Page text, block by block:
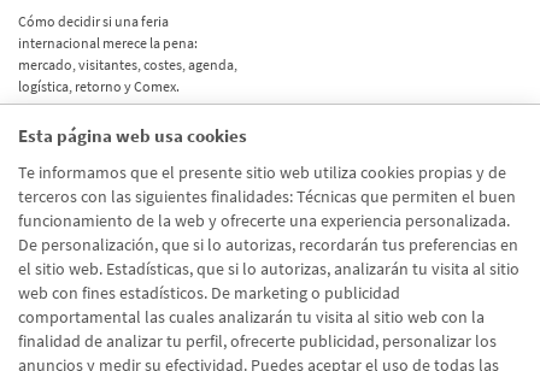
Esta página web usa cookies
Te informamos que el presente sitio web utiliza cookies propias y de
terceros con las siguientes finalidades: Técnicas que permiten el buen
funcionamiento de la web y ofrecerte una experiencia personalizada.
De personalización, que si lo autorizas, recordarán tus preferencias en
el sitio web. Estadísticas, que si lo autorizas, analizarán tu visita al sitio
web con fines estadísticos. De marketing o publicidad
comportamental las cuales analizarán tu visita al sitio web con la
finalidad de analizar tu perfil, ofrecerte publicidad, personalizar los
anuncios y medir su efectividad. Puedes aceptar el uso de todas las
Cómo decidir si una feria
internacional merece la pena:
mercado, visitantes, costes, agenda,
logística, retorno y Comex.
Etiquetas
Actualidad(514)
Internacional(490)
Empresa(138)
Recomendaciones